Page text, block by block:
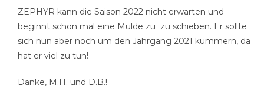
ZEPHYR kann die Saison 2022 nicht erwarten und
beginnt schon mal eine Mulde zu zu schieben. Er sollte
sich nun aber noch um den Jahrgang 2021 kümmern, da
hat er viel zu tun!
Danke, M.H. und D.B.!